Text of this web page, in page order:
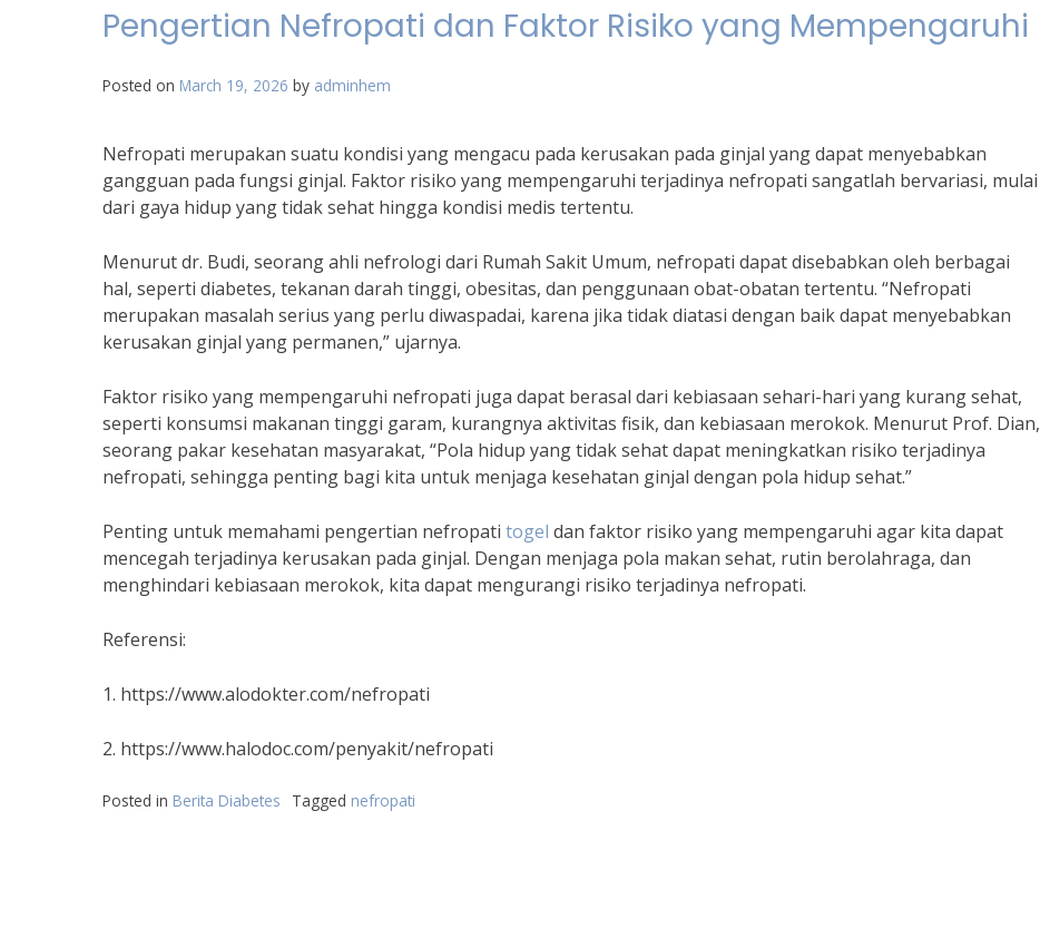
Pengertian Nefropati dan Faktor Risiko yang Mempengaruhi
Posted on March 19, 2026 by adminhem
Nefropati merupakan suatu kondisi yang mengacu pada kerusakan pada ginjal yang dapat menyebabkan
gangguan pada fungsi ginjal. Faktor risiko yang mempengaruhi terjadinya nefropati sangatlah bervariasi, mulai
dari gaya hidup yang tidak sehat hingga kondisi medis tertentu.
Menurut dr. Budi, seorang ahli nefrologi dari Rumah Sakit Umum, nefropati dapat disebabkan oleh berbagai
hal, seperti diabetes, tekanan darah tinggi, obesitas, dan penggunaan obat-obatan tertentu. “Nefropati
merupakan masalah serius yang perlu diwaspadai, karena jika tidak diatasi dengan baik dapat menyebabkan
kerusakan ginjal yang permanen,” ujarnya.
Faktor risiko yang mempengaruhi nefropati juga dapat berasal dari kebiasaan sehari-hari yang kurang sehat,
seperti konsumsi makanan tinggi garam, kurangnya aktivitas fisik, dan kebiasaan merokok. Menurut Prof. Dian,
seorang pakar kesehatan masyarakat, “Pola hidup yang tidak sehat dapat meningkatkan risiko terjadinya
nefropati, sehingga penting bagi kita untuk menjaga kesehatan ginjal dengan pola hidup sehat.”
Penting untuk memahami pengertian nefropati togel dan faktor risiko yang mempengaruhi agar kita dapat
mencegah terjadinya kerusakan pada ginjal. Dengan menjaga pola makan sehat, rutin berolahraga, dan
menghindari kebiasaan merokok, kita dapat mengurangi risiko terjadinya nefropati.
Referensi:
1. https://www.alodokter.com/nefropati
2. https://www.halodoc.com/penyakit/nefropati
Posted in Berita Diabetes Tagged nefropati